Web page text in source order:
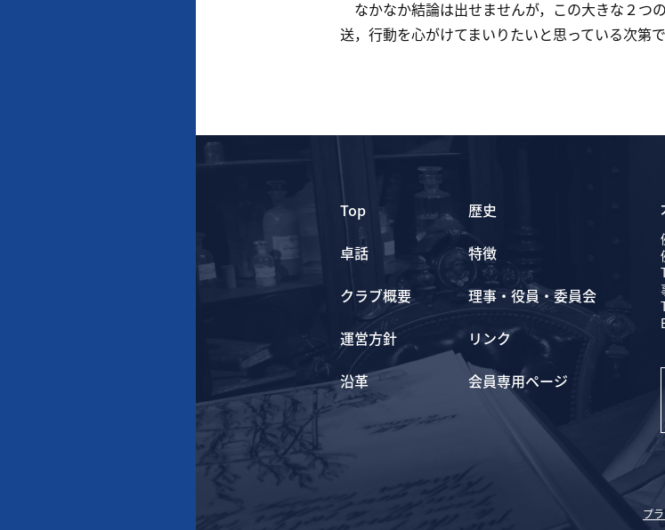
なかなか結論は出せませんが，この大きな２つ
送，行動を心がけてまいりたいと思っている次第で
Top
卓話
クラブ概要
運営方針
沿革
歴史
特徴
理事・役員・委員会
リンク
会員専用ページ
プ